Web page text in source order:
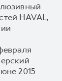
HAVAL,
2015